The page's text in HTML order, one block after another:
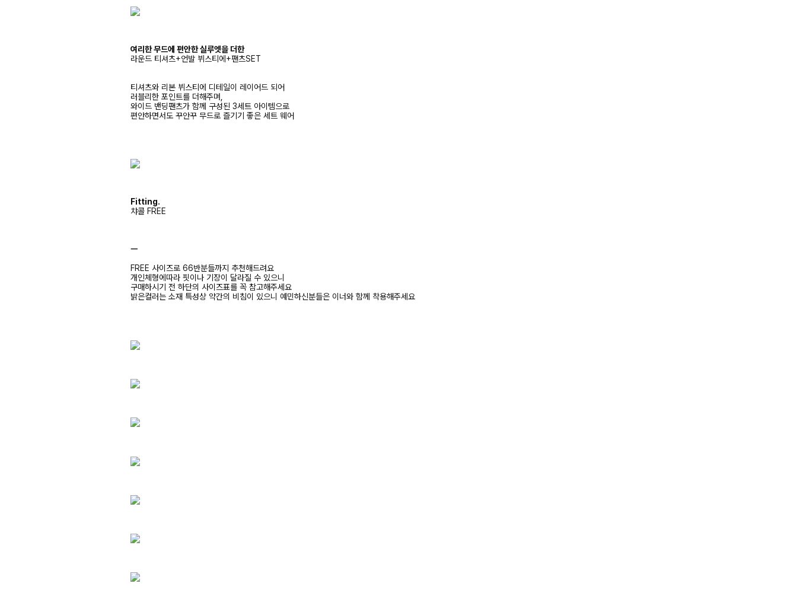
여리한 무드에 편안한 실루엣을 더한
라운드 티셔츠+언발 뷔스티에+팬츠SET
티셔츠와 리본 뷔스티에 디테일이 레이어드 되어
러블리한 포인트를 더해주며,
와이드 밴딩팬츠가 함께 구성된 3세트 아이템으로
편안하면서도 꾸안꾸 무드로 즐기기 좋은 세트 웨어
Fitting.
챠콜 FREE
ㅡ
FREE 사이즈로 66반분들까지 추천해드려요
개인체형에따라 핏이나 기장이 달라질 수 있으니
구매하시기 전 하단의 사이즈표를 꼭 참고해주세요
밝은컬러는 소재 특성상 약간의 비침이 있으니 예민하신분들은 이너와 함께 착용해주세요